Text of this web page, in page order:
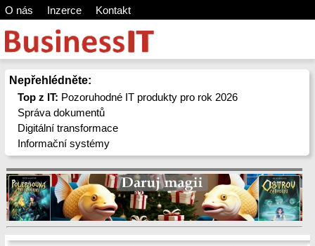
O nás Inzerce Kontakt
Nepřehlédněte:
Top z IT: Pozoruhodné IT produkty pro rok 2026
Správa dokumentů
Digitální transformace
Informační systémy